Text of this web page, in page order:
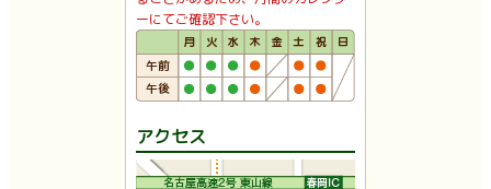
ーにてご確認下さい。
アクセス